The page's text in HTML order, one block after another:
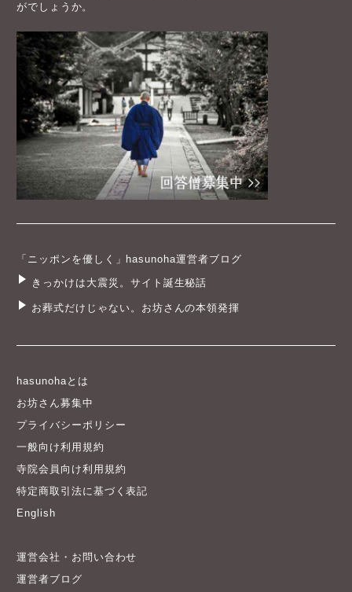
がでしょうか。
「ニッポンを優しく」hasunoha運営者ブログ
きっかけは大震災。サイト誕生秘話
お葬式だけじゃない。お坊さんの本領発揮
hasunohaとは
お坊さん募集中
プライバシーポリシー
一般向け利用規約
寺院会員向け利用規約
特定商取引法に基づく表記
English
運営会社・お問い合わせ
運営者ブログ